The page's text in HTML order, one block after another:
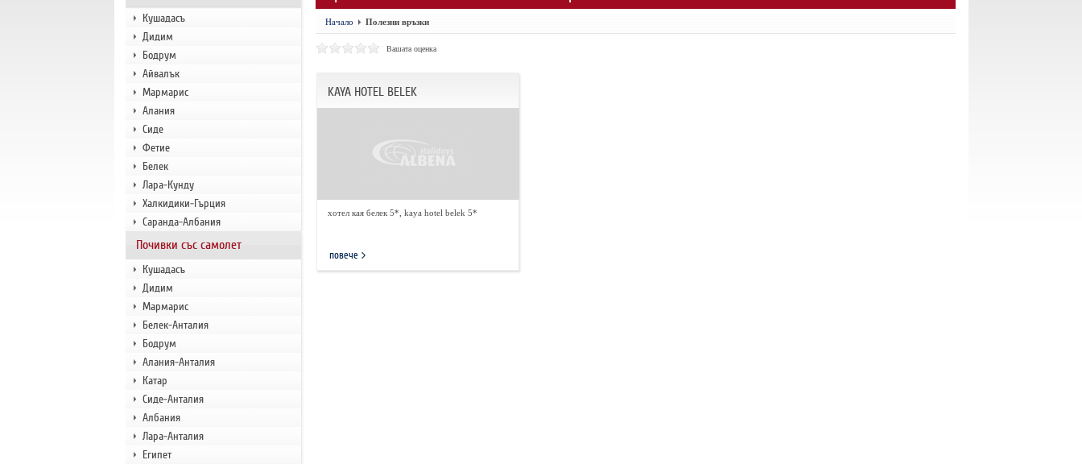
Кушадасъ
Дидим
Бодрум
Айвалък
Мармарис
Алания
Сиде
Фетие
Белек
Лара-Кунду
Халкидики-Гърция
Саранда-Албания
Почивки със самолет
Кушадасъ
Дидим
Мармарис
Белек-Анталия
Бодрум
Алания-Анталия
Катар
Сиде-Анталия
Албания
Лара-Анталия
Египет
Начало Полезни връзки
Вашата оценка
KAYA HOTEL BELEK
хотел кая белек 5*, kaya hotel belek 5*
повече